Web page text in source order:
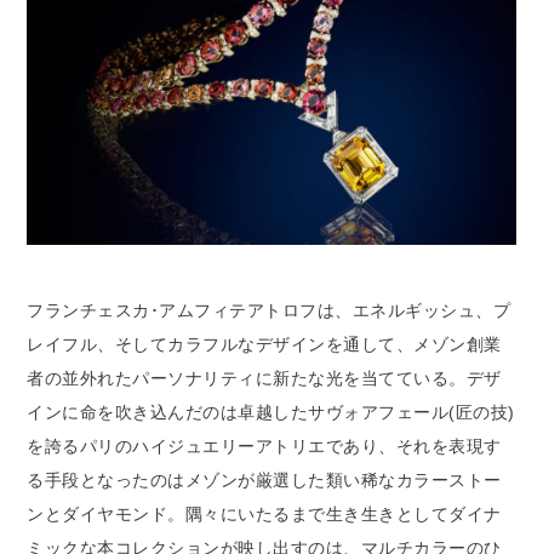
フランチェスカ･アムフィテアトロフは、エネルギッシュ、プ
レイフル、そしてカラフルなデザインを通して、メゾン創業
者の並外れたパーソナリティに新たな光を当てている。デザ
インに命を吹き込んだのは卓越したサヴォアフェール(匠の技)
を誇るパリのハイジュエリーアトリエであり、それを表現す
る手段となったのはメゾンが厳選した類い稀なカラーストー
ンとダイヤモンド。隅々にいたるまで生き生きとしてダイナ
ミックな本コレクションが映し出すのは、マルチカラーのひ